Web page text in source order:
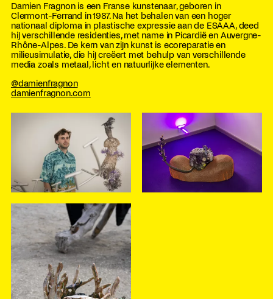
Damien Fragnon is een Franse kunstenaar, geboren in
Clermont-Ferrand in 1987. Na het behalen van een hoger
nationaal diploma in plastische expressie aan de ESAAA, deed
hij verschillende residenties, met name in Picardië en Auvergne-
Rhône-Alpes. De kern van zijn kunst is ecoreparatie en
milieusimulatie, die hij creëert met behulp van verschillende
media zoals metaal, licht en natuurlijke elementen.
@damienfragnon
damienfragnon.com